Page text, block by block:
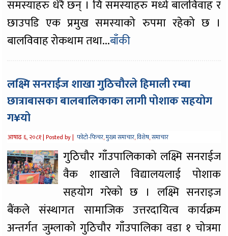
समस्याहरु धेरै छन् । यि समस्याहरु मध्ये बालविवाह र
छाउपडि एक प्रमुख समस्याको रुपमा रहेको छ ।
बालविवाह रोकथाम तथा...बाँकी
लक्ष्मि सनराईज शाखा गुठिचौरले हिमाली रम्बा
छात्राबासका बालबालिकाका लागी पोशाक सहयोग
ग¥यो
आषाढ ६, २०८१ |Posted by | फोटो-फिचर,मुख्य समाचार,विशेष,समाचार
गुठिचौर गाँउपालिकाको लक्ष्मि सनराईज
वैक शाखाले विद्यालयलाई पोशाक
सहयोग गरेको छ । लक्ष्मि सनराइज
बैंकले संस्थागत सामाजिक उत्तरदायित्व कार्यक्रम
अन्तर्गत जुम्लाको गुठिचौर गाँउपालिका वडा १ चोत्रमा